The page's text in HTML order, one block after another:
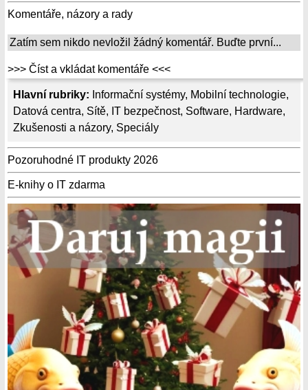
Hlavní rubriky: Informační systémy, Mobilní technologie,
Datová centra, Sítě, IT bezpečnost, Software, Hardware,
Zkušenosti a názory, Speciály
Pozoruhodné IT produkty 2026
E-knihy o IT zdarma
Komentáře, názory a rady
Zatím sem nikdo nevložil žádný komentář. Buďte první...
>>> Číst a vkládat komentáře <<<